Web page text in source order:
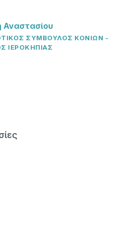
ΣΥΜΒΟΥΛΟΣ ΚΟΝΙΩΝ -
ΙΕΡΟΚΗΠΙΑΣ